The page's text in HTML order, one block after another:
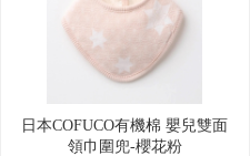
日本COFUCO有機棉 嬰兒雙面
領巾圍兜-櫻花粉